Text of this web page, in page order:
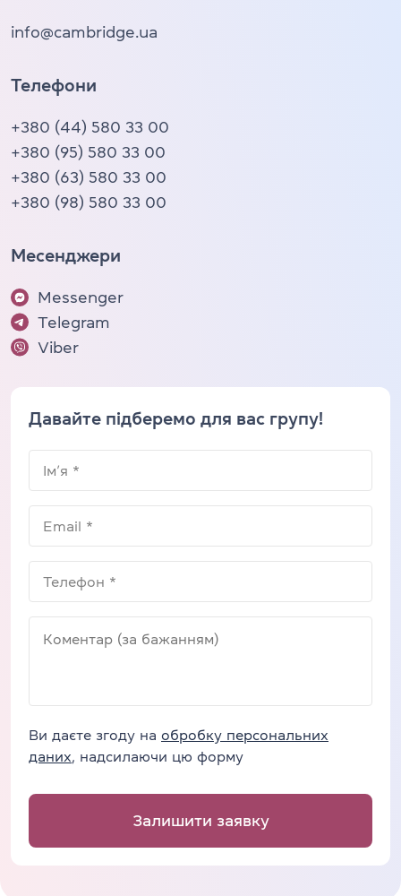
info@cambridge.ua
Телефони
+380 (44) 580 33 00
+380 (95) 580 33 00
+380 (63) 580 33 00
+380 (98) 580 33 00
Месенджери
Messenger
Telegram
Viber
Давайте підберемо для вас групу!
Ви даєте згоду на обробку персональних
даних , надсилаючи цю форму
Залишити заявку